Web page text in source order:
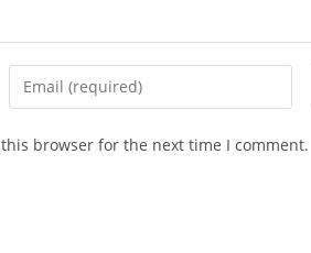
browser for the next time I comment.